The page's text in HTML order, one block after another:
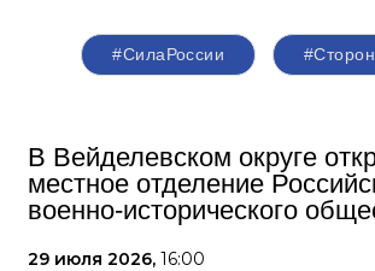
#СилаРоссии
В Вейделевском округе
местное отделение
военно-исторического
29 июля 2026, 16:00